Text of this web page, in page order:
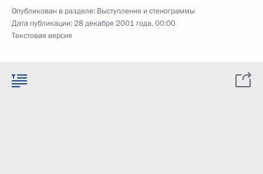
Опубликован в разделе: Выступления и стенограммы
Дата публикации:28 декабря 2001 года, 00:00
Текстовая версия